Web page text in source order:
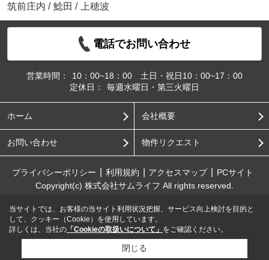
筑前庄内 / 鯰田 / 上穂波
電話でお問い合わせ
営業時間：
10：00~18：00 土日・祝日10：00~17：00
定休日：
毎週水曜日・第三火曜日
ホーム 会社概要
お問い合わせ 物件リクエスト
プライバシーポリシー 利用規約 アクセスマップ
PCサイト
Copyright(c) 株式会社サムライフ All rights reserved.
当サイトでは、お客様の当サイト利用状況把握、サービス向上検討を目的と
して、クッキー（Cookie）を使用しています。
詳しくは、当社の 「Cookieの取扱いについて」 をご確認ください。
閉じる